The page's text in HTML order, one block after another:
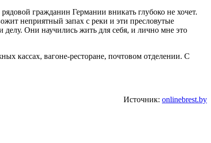
гражданин Германии вникать глубоко не хочет.
неприятный запах с реки и эти пресловутые
Они научились жить для себя, и лично мне это
кассах, вагоне-ресторане, почтовом отделении. С
Источник: onlinebrest.by